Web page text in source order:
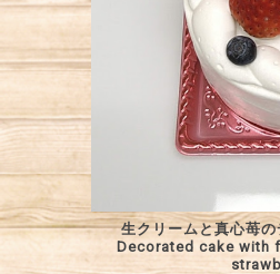
生クリームと真心苺
Decorated cake with